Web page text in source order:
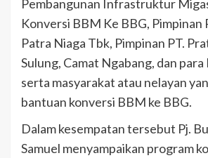
Pembangunan Infrastruktur
Konversi BBM Ke BBG, Pimpinan
Patra Niaga Tbk, Pimpinan PT.
Sulung, Camat Ngabang, dan para
serta masyarakat atau nelayan
bantuan konversi BBM ke BBG.
Dalam kesempatan tersebut Pj.
Samuel menyampaikan program